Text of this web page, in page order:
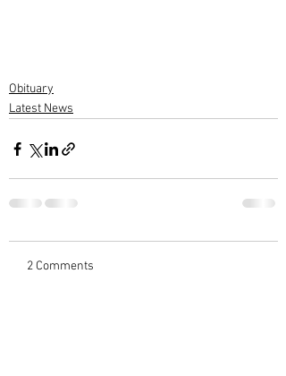
Obituary
Latest News
2 Comments